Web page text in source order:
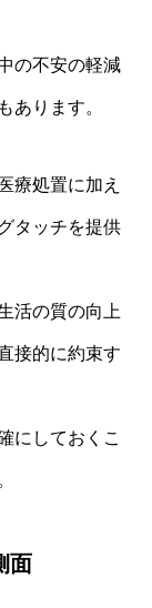
の不安の軽減
あります。
療処置に加え
タッチを提供
活の質の向上
接的に約束す
にしておくこ
面